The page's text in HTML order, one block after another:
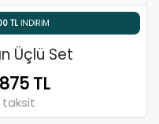
Üçlü Set
TL
taksit